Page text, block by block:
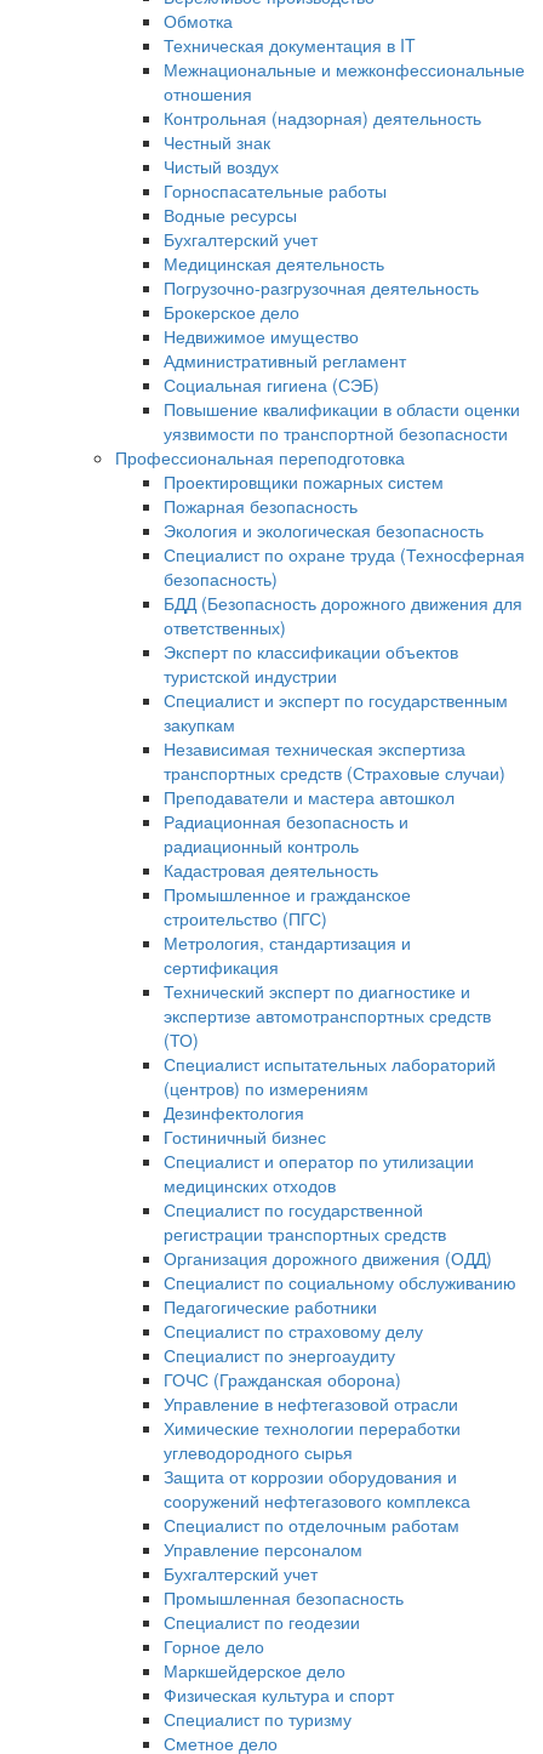
Обмотка
Техническая документация в IT
Межнациональные и межконфессиональные
отношения
Контрольная (надзорная) деятельность
Честный знак
Чистый воздух
Горноспасательные работы
Водные ресурсы
Бухгалтерский учет
Медицинская деятельность
Погрузочно-разгрузочная деятельность
Брокерское дело
Недвижимое имущество
Административный регламент
Социальная гигиена (СЭБ)
Повышение квалификации в области оценки
уязвимости по транспортной безопасности
Профессиональная переподготовка
Проектировщики пожарных систем
Пожарная безопасность
Экология и экологическая безопасность
Специалист по охране труда (Техносферная
безопасность)
БДД (Безопасность дорожного движения для
ответственных)
Эксперт по классификации объектов
туристской индустрии
Специалист и эксперт по государственным
закупкам
Независимая техническая экспертиза
транспортных средств (Страховые случаи)
Преподаватели и мастера автошкол
Радиационная безопасность и
радиационный контроль
Кадастровая деятельность
Промышленное и гражданское
строительство (ПГС)
Метрология, стандартизация и
сертификация
Технический эксперт по диагностике и
экспертизе автомотранспортных средств
(ТО)
Специалист испытательных лабораторий
(центров) по измерениям
Дезинфектология
Гостиничный бизнес
Специалист и оператор по утилизации
медицинских отходов
Специалист по государственной
регистрации транспортных средств
Организация дорожного движения (ОДД)
Специалист по социальному обслуживанию
Педагогические работники
Специалист по страховому делу
Специалист по энергоаудиту
ГОЧС (Гражданская оборона)
Управление в нефтегазовой отрасли
Химические технологии переработки
углеводородного сырья
Защита от коррозии оборудования и
сооружений нефтегазового комплекса
Специалист по отделочным работам
Управление персоналом
Бухгалтерский учет
Промышленная безопасность
Специалист по геодезии
Горное дело
Маркшейдерское дело
Физическая культура и спорт
Специалист по туризму
Сметное дело